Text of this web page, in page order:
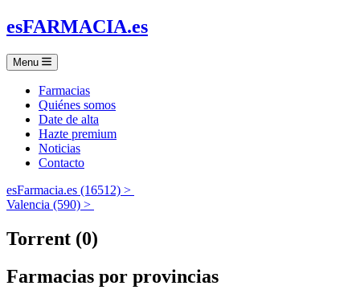
esFARMACIA.es
Menu
Farmacias
Quiénes somos
Date de alta
Hazte premium
Noticias
Contacto
esFarmacia.es (16512) >
Valencia (590) >
Torrent (0)
Farmacias por provincias